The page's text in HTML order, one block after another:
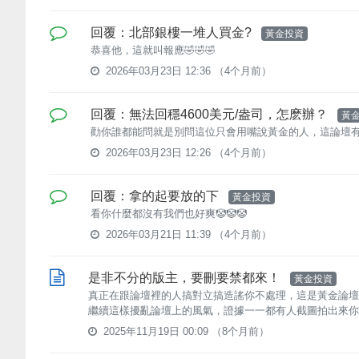
回覆：北部銀樓一堆人買金? 黃金投資
恭喜他，這就叫報應🤣🤣🤣
2026年03月23日 12:36
（4个月前）
回覆：無法回穩4600美元/盎司，怎麽辦？ 黃
勸你誰都能問就是別問這位只會用嘴說黃金的人，這論壇
2026年03月23日 12:26
（4个月前）
回覆：拿的起要放的下 黃金投資
看你什麼都沒有我們也好爽🤡🤡🤡
2026年03月21日 11:39
（4个月前）
是非不分的版主，要刪要禁都來！ 黃金投資
真正在跟論壇裡的人搞對立搞造謠你不處理，這是黃金論
繼續這樣擾亂論壇上的風氣，證據一一都有人截圖拍出來
2025年11月19日 00:09
（8个月前）